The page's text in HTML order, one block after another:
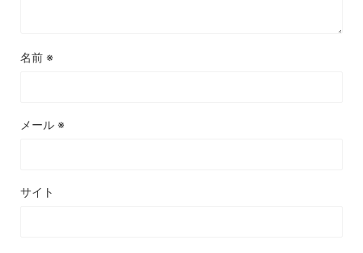
名前 ※
メール ※
サイト